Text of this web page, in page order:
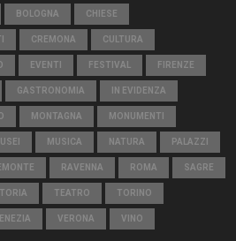
BOLOGNA CHIESE
CREMONA CULTURA
EVENTI FESTIVAL FIRENZE
GASTRONOMIA IN EVIDENZA
MONTAGNA MONUMENTI
MUSICA NATURA PALAZZI
RAVENNA ROMA SAGRE
TEATRO TORINO
VERONA VINO